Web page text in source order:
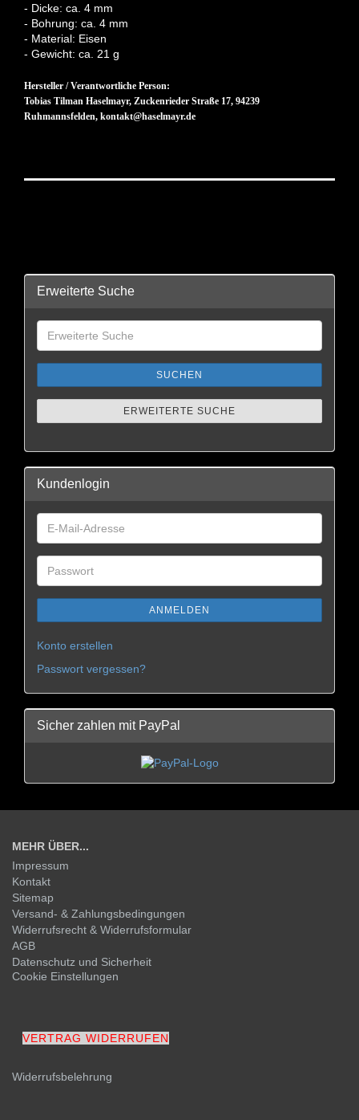
- Dicke: ca. 4 mm
- Bohrung: ca. 4 mm
- Material: Eisen
- Gewicht: ca. 21 g
Hersteller / Verantwortliche Person:
Tobias Tilman Haselmayr, Zuckenrieder Straße 17, 94239
Ruhmannsfelden, kontakt@haselmayr.de
Erweiterte Suche
SUCHEN
ERWEITERTE SUCHE
Kundenlogin
ANMELDEN
Konto erstellen
Passwort vergessen?
Sicher zahlen mit PayPal
MEHR ÜBER...
Impressum
Kontakt
Sitemap
Versand- & Zahlungsbedingungen
Widerrufsrecht & Widerrufsformular
AGB
Datenschutz und Sicherheit
Cookie Einstellungen
VERTRAG WIDERRUFEN
Widerrufsbelehrung